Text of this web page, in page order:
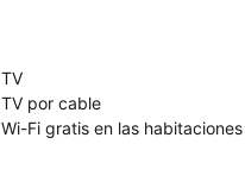
TV
TV por cable
Wi-Fi gratis en las habitaciones